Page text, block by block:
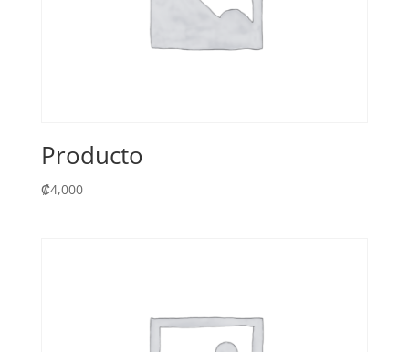
Producto
₡4,000